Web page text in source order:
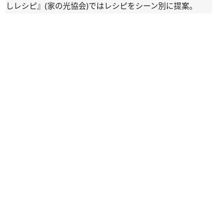
しレシピ』(家の光協会)ではレシピをシーン別に提案。